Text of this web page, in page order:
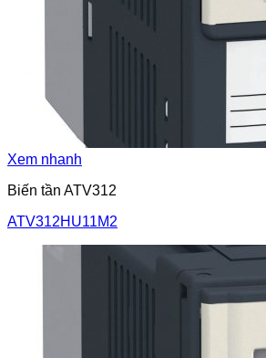
Xem nhanh
Biến tần ATV312
ATV312HU11M2